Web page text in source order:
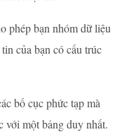
phép bạn nhóm dữ liệu
của bạn có cấu trúc
bố cục phức tạp mà
với một bảng duy nhất.